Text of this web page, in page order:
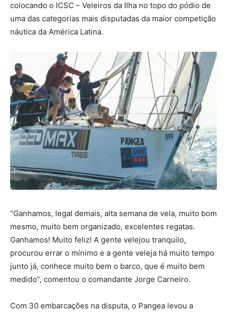
colocando o ICSC – Veleiros da Ilha no topo do pódio de
uma das categorias mais disputadas da maior competição
náutica da América Latina.
“Ganhamos, legal demais, alta semana de vela, muito bom
mesmo, muito bem organizado, excelentes regatas.
Ganhamos! Muito feliz! A gente velejou tranquilo,
procurou errar o mínimo e a gente veleja há muito tempo
junto já, conhece muito bem o barco, que é muito bem
medido”, comentou o comandante Jorge Carneiro.
Com 30 embarcações na disputa, o Pangea levou a